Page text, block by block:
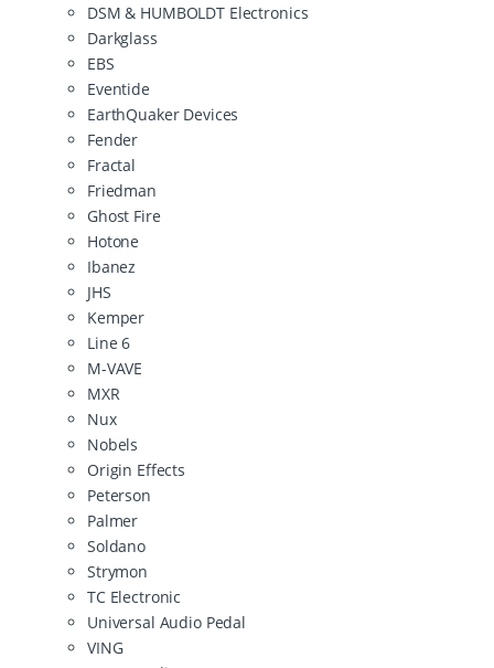
DSM & HUMBOLDT Electronics
Darkglass
EBS
Eventide
EarthQuaker Devices
Fender
Fractal
Friedman
Ghost Fire
Hotone
Ibanez
JHS
Kemper
Line 6
M-VAVE
MXR
Nux
Nobels
Origin Effects
Peterson
Palmer
Soldano
Strymon
TC Electronic
Universal Audio Pedal
VING